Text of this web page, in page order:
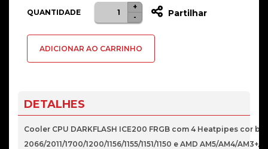
QUANTIDADE
Quantidade
de
CPU
FAN
90MM
WHITE
-
+
Partilhar
ADICIONAR AO CARRINHO
DETALHES
Cooler CPU DARKFLASH ICE200 FRGB com 4 Heatpipes cor
2066/2011/1700/1200/1156/1155/1151/1150 e AMD AM5/AM4/